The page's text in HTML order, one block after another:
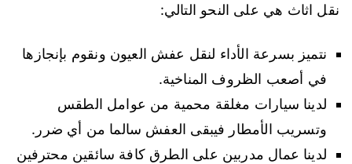
نقل اثاث هي على النحو التالي:
نتميز بسرعة الأداء لنقل عفش العيون ونقوم بإنجازها
في أصعب الظروف المناخية.
لدينا سيارات مغلقة محمية من عوامل الطقس
وتسريب الأمطار فيبقى العفش سالما من أي ضرر.
لدينا عمال مدربين على الطرق كافة سائقين محترفين